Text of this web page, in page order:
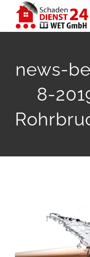
Inhalt
news-
8-